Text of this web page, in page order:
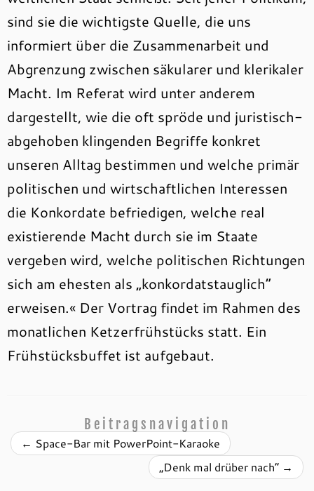
sind sie die wichtigste Quelle, die uns
informiert über die Zusammenarbeit und
Abgrenzung zwischen säkularer und klerikaler
Macht. Im Referat wird unter anderem
dargestellt, wie die oft spröde und juristisch-
abgehoben klingenden Begriffe konkret
unseren Alltag bestimmen und welche primär
politischen und wirtschaftlichen Interessen
die Konkordate befriedigen, welche real
existierende Macht durch sie im Staate
vergeben wird, welche politischen Richtungen
sich am ehesten als „konkordatstauglich“
erweisen.« Der Vortrag findet im Rahmen des
monatlichen Ketzerfrühstücks statt. Ein
Frühstücksbuffet ist aufgebaut.
Beitragsnavigation
← Space-Bar mit PowerPoint-Karaoke
„Denk mal drüber nach“ →